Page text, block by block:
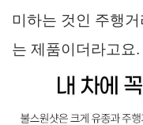
미하는 것인 주행
는 제품이더라고요.